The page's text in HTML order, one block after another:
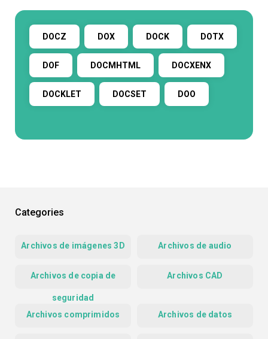
DOCZ DOX DOCK DOTX
DOF DOCMHTML DOCXENX
DOCKLET DOCSET DOO
Categories
Archivos de imágenes 3D Archivos de audio
Archivos de copia de
seguridad
Archivos CAD
Archivos comprimidos Archivos de datos